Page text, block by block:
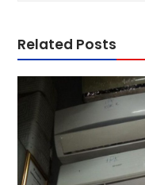
Related Posts